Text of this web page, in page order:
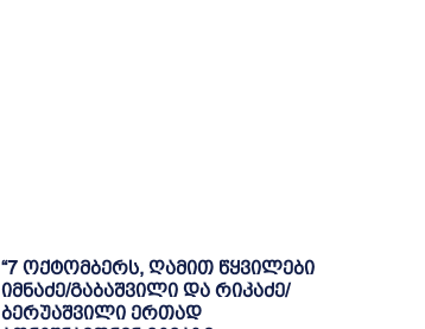
“7 ოქტომბერს, ღამით წყვილები
იმნაძე/გაბაშვილი და რიკაძე/
ბერუაშვილი ერთად